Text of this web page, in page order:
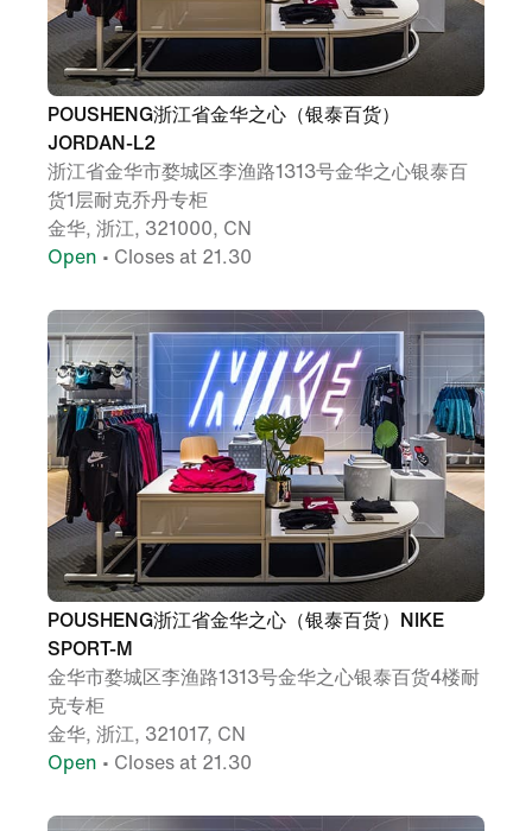
POUSHENG浙江省金华之心（银泰百货）
JORDAN-L2
浙江省金华市婺城区李渔路1313号金华之心银泰百
货1层耐克乔丹专柜
金华, 浙江, 321000, CN
Open • Closes at 21.30
POUSHENG浙江省金华之心（银泰百货）NIKE
SPORT-M
金华市婺城区李渔路1313号金华之心银泰百货4楼耐
克专柜
金华, 浙江, 321017, CN
Open • Closes at 21.30